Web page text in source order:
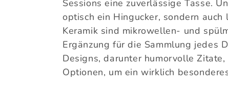
e
:
Sessions eine zuverlässige Tasse.
optisch ein Hingucker, sondern
Keramik sind mikrowellen- und
Ergänzung für die Sammlung jedes
Designs, darunter humorvolle
Optionen, um ein wirklich